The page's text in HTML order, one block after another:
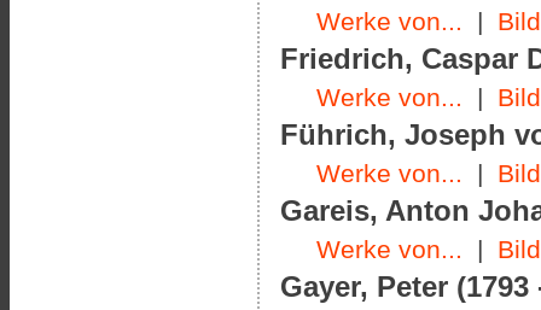
Werke von... |
Friedrich, Caspar
Werke von... |
Führich, Joseph
Werke von... |
Gareis, Anton
Werke von... |
Gayer, Peter (1793